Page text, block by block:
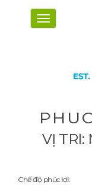
VỊ TRÍ:
Chế độ phúc lợi: